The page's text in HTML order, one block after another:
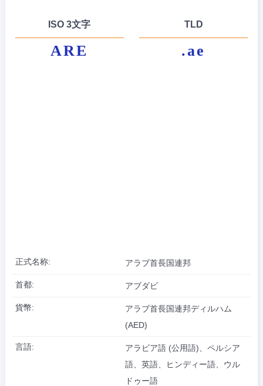
ISO 3文字
ARE
TLD
.ae
正式名称: アラブ首長国連邦
首都: アブダビ
貨幣:
アラブ首長国連邦ディルハム
(AED)
言語:
アラビア語 (公用語)、ペルシア
語、英語、ヒンディー語、ウル
ドゥー語